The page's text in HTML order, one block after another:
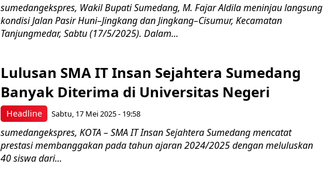
sumedangekspres, Wakil Bupati Sumedang, M. Fajar Aldila meninjau langsung
kondisi Jalan Pasir Huni–Jingkang dan Jingkang–Cisumur, Kecamatan
Tanjungmedar, Sabtu (17/5/2025). Dalam...
Headline
Lulusan SMA IT Insan Sejahtera Sumedang
Banyak Diterima di Universitas Negeri
Sabtu, 17 Mei 2025 - 19:58
sumedangekspres, KOTA – SMA IT Insan Sejahtera Sumedang mencatat
prestasi membanggakan pada tahun ajaran 2024/2025 dengan meluluskan
40 siswa dari...